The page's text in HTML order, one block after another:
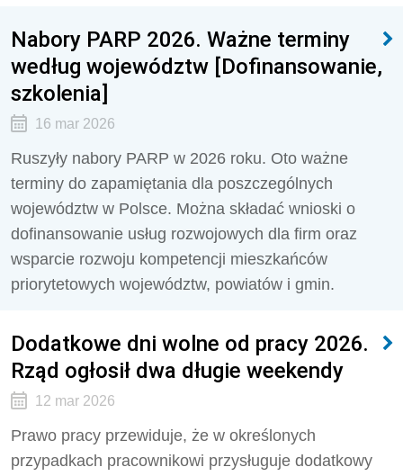
Nabory PARP 2026. Ważne terminy
według województw [Dofinansowanie,
szkolenia]
16 mar 2026
Ruszyły nabory PARP w 2026 roku. Oto ważne
terminy do zapamiętania dla poszczególnych
województw w Polsce. Można składać wnioski o
dofinansowanie usług rozwojowych dla firm oraz
wsparcie rozwoju kompetencji mieszkańców
priorytetowych województw, powiatów i gmin.
Dodatkowe dni wolne od pracy 2026.
Rząd ogłosił dwa długie weekendy
12 mar 2026
Prawo pracy przewiduje, że w określonych
przypadkach pracownikowi przysługuje dodatkowy